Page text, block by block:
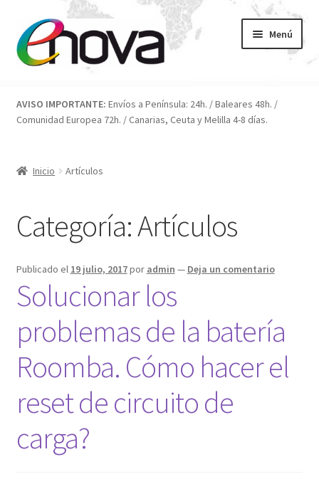
a
la
al
contenido
Menú
Blog
Contacto
ENOVA
FAQ
Finalizar compra
AVISO IMPORTANTE: Envíos a Península: 24h. / Baleares 48h. /
Comunidad Europea 72h. / Canarias, Ceuta y Melilla 4-8 días.
Inicio Artículos
Categoría:Artículos
Publicado el 19 julio, 2017por admin — Deja un comentario
Solucionar los
problemas de la batería
Roomba. Cómo hacer el
reset de circuito de
carga?